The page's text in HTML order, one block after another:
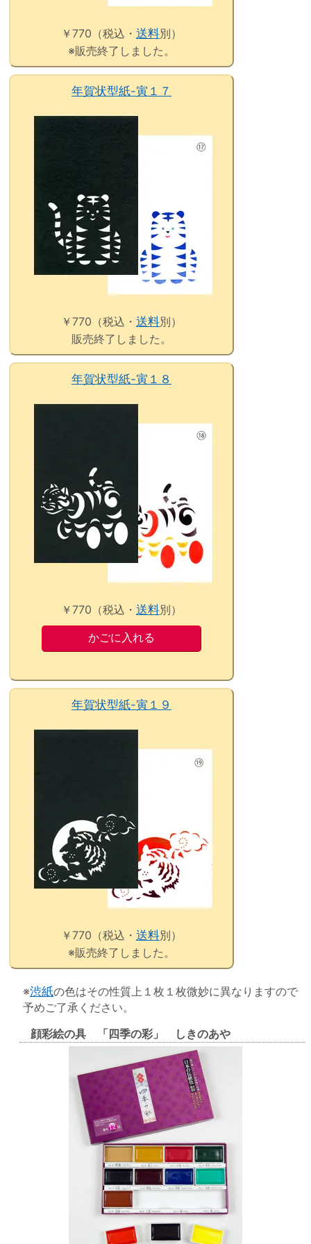
￥770（税込・ 送料別）
※販売終了しました。
年賀状型紙-寅１７
￥770（税込・ 送料別）
販売終了しました。
年賀状型紙-寅１８
￥770（税込・ 送料別）
年賀状型紙-寅１９
￥770（税込・ 送料別）
※販売終了しました。
※渋紙の色はその性質上１枚１枚微妙に異なりますので
予めご了承ください。
顔彩絵の具 「四季の彩」 しきのあや